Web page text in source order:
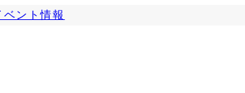
ベント情報